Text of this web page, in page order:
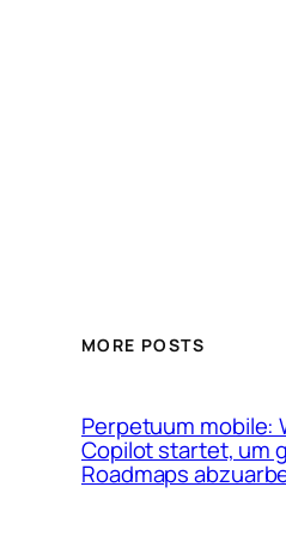
MORE POSTS
Perpetuum mobile:
Copilot startet, um
Roadmaps